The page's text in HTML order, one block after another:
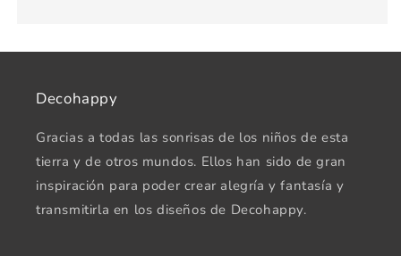
Decohappy
Gracias a todas las sonrisas de los niños de esta
tierra y de otros mundos. Ellos han sido de gran
inspiración para poder crear alegría y fantasía y
transmitirla en los diseños de Decohappy.